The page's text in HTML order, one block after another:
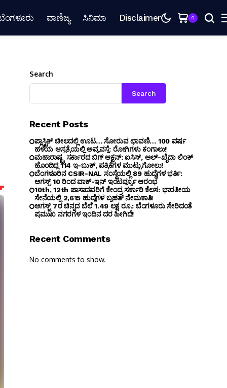
ವಾಣಿಜ್ಯ ಸಿನಿಮಾ Disclaimer 0
Search
Search
Recent Posts
ಪ್ಲಾಸ್ಟಿಕ್ ಚೀಲದಲ್ಲಿ ಊಟ… ಸೋರುವ ಛಾವಣಿ… 100 ವರ್ಷ
ಹಳೆಯ ಆಸ್ಪತ್ರೆಯಲ್ಲಿ ಅವ್ಯವಸ್ಥೆ: ರೋಗಿಗಳು ಕಂಗಾಲು!
ಮಹಾರಾಷ್ಟ್ರ ಸರ್ಕಾರದ ಬಿಗ್ ಆಕ್ಷನ್: ಐಸಿಸ್, ಅಲ್-ಖೈದಾ ಲಿಂಕ್
ಹೊಂದಿದ್ದ 114 ಇ-ಬುಕ್, ಪತ್ರಿಕೆಗಳ ಮುಟ್ಟುಗೋಲು!
ಬೆಂಗ‌ಳೂರಿನ CSIR-NAL ಸಂಸ್ಥೆಯಲ್ಲಿ 89 ಹುದ್ದೆಗಳ ಭರ್ತಿ:
ಆಗಸ್ಟ್ 10 ರಿಂದ ವಾಕ್-ಇನ್ ಇಂಟರ್ವ್ಯೂ ಆರಂಭ
10th, 12th ಪಾಸಾದವರಿಗೆ ಕೇಂದ್ರ ಸರ್ಕಾರಿ ಕೆಲಸ: ಭಾರತೀಯ
ಸೇನೆಯಲ್ಲಿ 2,615 ಹುದ್ದೆಗಳ ಬೃಹತ್ ನೇಮಕಾತಿ!
ಆಗಸ್ಟ್ 7ರ ಚಿನ್ನದ ಬೆಲೆ 1.49 ಲಕ್ಷ ರೂ.: ಬೆಂಗಳೂರು ಸೇರಿದಂತೆ
ಪ್ರಮುಖ ನಗರಗಳ ಇಂದಿನ ದರ ಹೀಗಿದೆ!
Recent Comments
No comments to show.